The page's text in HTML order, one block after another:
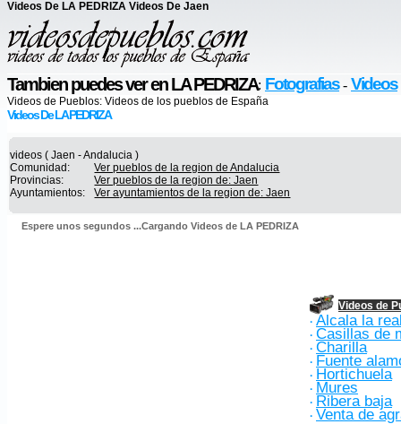
Videos De LA PEDRIZA Videos De Jaen
Tambien puedes ver en LA PEDRIZA: Fotografias- Videos
Videos de Pueblos: Videos de los pueblos de España
Videos De LA PEDRIZA
videos ( Jaen - Andalucia )
Comunidad:
Ver pueblos de la region de Andalucia
Provincias:
Ver pueblos de la region de: Jaen
Ayuntamientos:
Ver ayuntamientos de la region de: Jaen
Espere unos segundos ...Cargando Videos de LA PEDRIZA
Videos de
· Alcala la
· Casillas de
· Charilla
· Fuente
· Hortichuela
· Mures
· Ribera baja
· Venta de